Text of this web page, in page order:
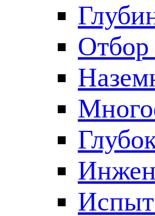
Отбор